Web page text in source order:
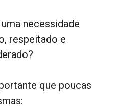
necessidade
respeitado e
que poucas